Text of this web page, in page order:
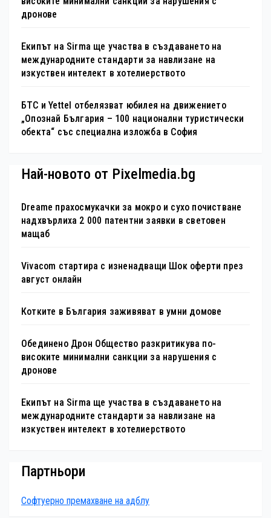
дронове
Екипът на Sirma ще участва в създаването на
международните стандарти за навлизане на
изкуствен интелект в хотелиерството
БТС и Yettel отбелязват юбилея на движението
„Опознай България – 100 национални туристически
обекта“ със специална изложба в София
Най-новото от Pixelmedia.bg
Dreame прахосмукачки за мокро и сухо почистване
надхвърлиха 2 000 патентни заявки в световен
мащаб
Vivacom стартира с изненадващи Шок оферти през
август онлайн
Котките в България заживяват в умни домове
Обединено Дрон Общество разкритикува по-
високите минимални санкции за нарушения с
дронове
Екипът на Sirma ще участва в създаването на
международните стандарти за навлизане на
изкуствен интелект в хотелиерството
Партньори
Софтуерно премахване на адблу